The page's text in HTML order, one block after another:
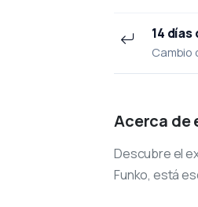
14
Cambio
Acerca de
Descubre el
Funko, está